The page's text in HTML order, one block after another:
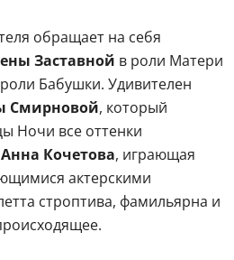
обращает на себя
Заставной в роли Матери
Бабушки. Удивителен
Смирновой, который
Ночи все оттенки
Анна Кочетова, играющая
актерскими
строптива, фамильярна и